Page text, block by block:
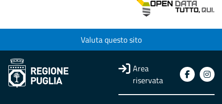
Valuta questo sito
Area
riservata